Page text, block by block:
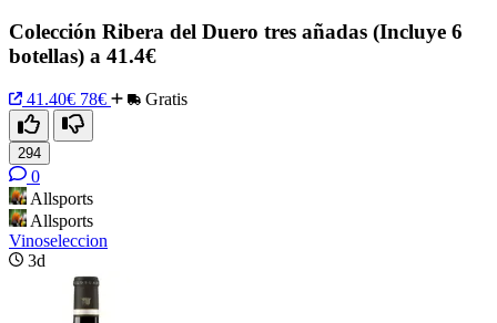
Colección Ribera del Duero tres añadas (Incluye 6
botellas) a 41.4€
41.40€ 78€ Gratis
294
0
Allsports
Allsports
Vinoseleccion
3d